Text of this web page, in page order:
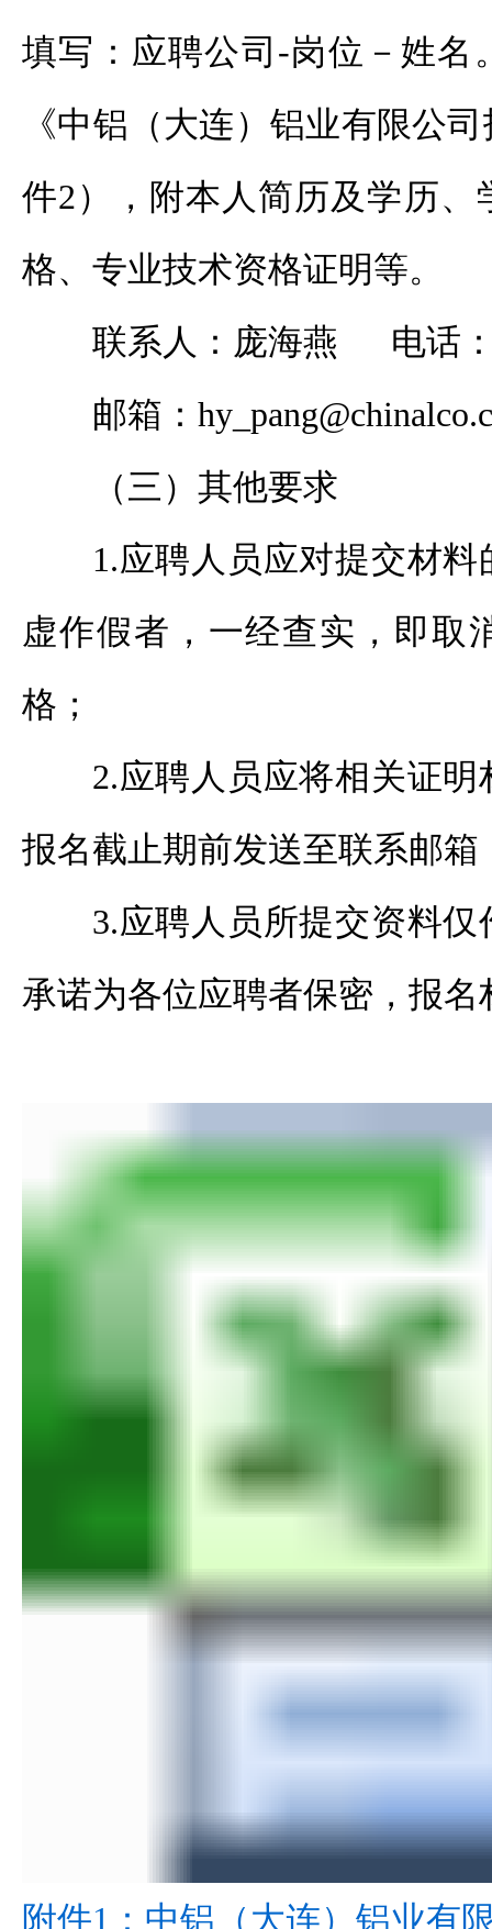
填写：应聘公司-岗位－姓名
《中铝（大连）铝业有限公
件2），附本人简历及学历、
格、专业技术资格证明等。
联系人：庞海燕 电话：
邮箱：
（三）其他要求
1.应聘人员应对提交材
虚作假者，一经查实，即取
格；
2.应聘人员应将相关证
报名截止期前发送至联系邮箱
3.应聘人员所提交资料
承诺为各位应聘者保密，报
附件1：中铝（大连）铝业有